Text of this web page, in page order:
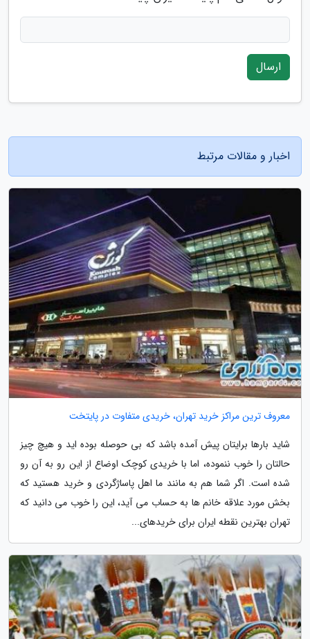
ارسال
اخبار و مقالات مرتبط
معروف ترین مراکز خرید تهران، خریدی متفاوت در پایتخت
شاید بارها برایتان پیش آمده باشد که بی حوصله بوده اید و هیچ چیز
حالتان را خوب ننموده، اما با خریدی کوچک اوضاع از این رو به آن رو
شده است. اگر شما هم به مانند ما اهل پاساژگردی و خرید هستید که
بخش مورد علاقه خانم ها به حساب می آید، این را خوب می دانید که
تهران بهترین نقطه ایران برای خریدهای...